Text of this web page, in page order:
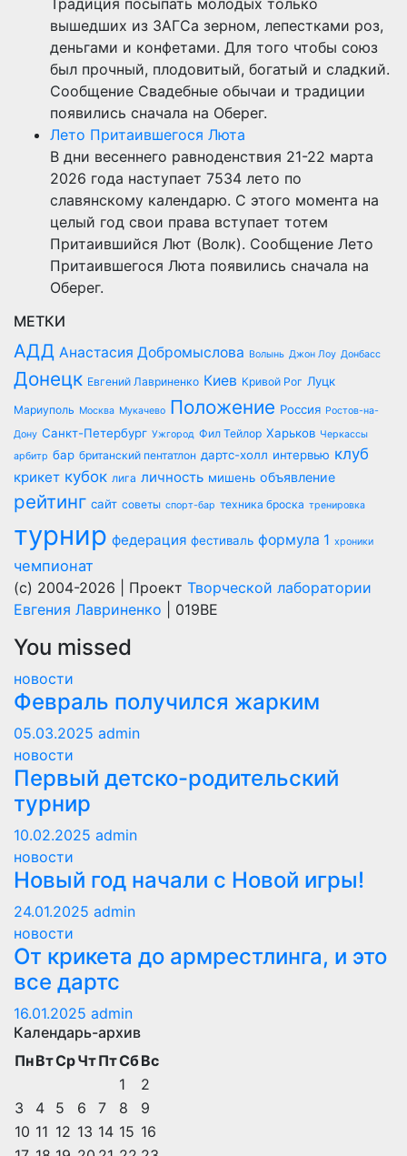
вышедших из ЗАГСа зерном, лепестками роз,
деньгами и конфетами. Для того чтобы союз
был прочный, плодовитый, богатый и сладкий.
Сообщение Свадебные обычаи и традиции
появились сначала на Оберег.
Лето Притаившегося Люта
В дни весеннего равноденствия 21-22 марта
2026 года наступает 7534 лето по
славянскому календарю. С этого момента на
целый год свои права вступает тотем
Притаившийся Лют (Волк). Сообщение Лето
Притаившегося Люта появились сначала на
Оберег.
МЕТКИ
АДД Анастасия Добромыслова Волынь Джон Лоу Донбасс
Донецк Евгений Лавриненко Киев Кривой Рог Луцк
Мариуполь Москва Мукачево Положение Россия Ростов-на-
Дону Санкт-Петербург Ужгород Фил Тейлор Харьков Черкассы
арбитр бар британский пентатлон дартс-холл интервью клуб
крикет кубок лига личность мишень объявление
рейтинг сайт советы спорт-бар техника броска тренировка
турнир федерация фестиваль формула 1 хроники
чемпионат
(c) 2004-2026 | Проект Творческой лаборатории
Евгения Лавриненко | 019BE
You missed
новости
Февраль получился жарким
05.03.2025 admin
новости
Первый детско-родительский
турнир
10.02.2025 admin
новости
Новый год начали с Новой игры!
24.01.2025 admin
новости
От крикета до армрестлинга, и это
все дартс
16.01.2025 admin
Календарь-архив
ПнВтСрЧтПтСбВс
1
2
3
4 5 6 7 8
9
10 11 12 13 14 15 16